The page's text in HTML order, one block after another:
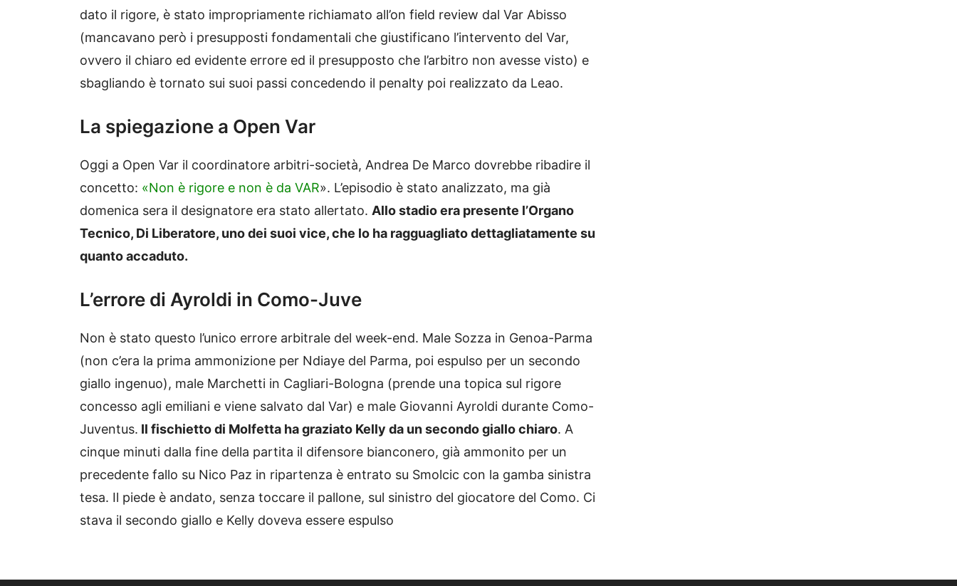
dato il rigore, è stato impropriamente richiamato all’on field review dal Var Abisso
(mancavano però i presupposti fondamentali che giustificano l’intervento del Var,
ovvero il chiaro ed evidente errore ed il presupposto che l’arbitro non avesse visto) e
sbagliando è tornato sui suoi passi concedendo il penalty poi realizzato da Leao.
La spiegazione a Open Var
Oggi a Open Var il coordinatore arbitri-società, Andrea De Marco dovrebbe ribadire il
concetto: «Non è rigore e non è da VAR». L’episodio è stato analizzato, ma già
domenica sera il designatore era stato allertato. Allo stadio era presente l’Organo
Tecnico, Di Liberatore, uno dei suoi vice, che lo ha ragguagliato dettagliatamente su
quanto accaduto.
L’errore di Ayroldi in Como-Juve
Non è stato questo l’unico errore arbitrale del week-end. Male Sozza in Genoa-Parma
(non c’era la prima ammonizione per Ndiaye del Parma, poi espulso per un secondo
giallo ingenuo), male Marchetti in Cagliari-Bologna (prende una topica sul rigore
concesso agli emiliani e viene salvato dal Var) e male Giovanni Ayroldi durante Como-
Juventus. Il fischietto di Molfetta ha graziato Kelly da un secondo giallo chiaro. A
cinque minuti dalla fine della partita il difensore bianconero, già ammonito per un
precedente fallo su Nico Paz in ripartenza è entrato su Smolcic con la gamba sinistra
tesa. Il piede è andato, senza toccare il pallone, sul sinistro del giocatore del Como. Ci
stava il secondo giallo e Kelly doveva essere espulso